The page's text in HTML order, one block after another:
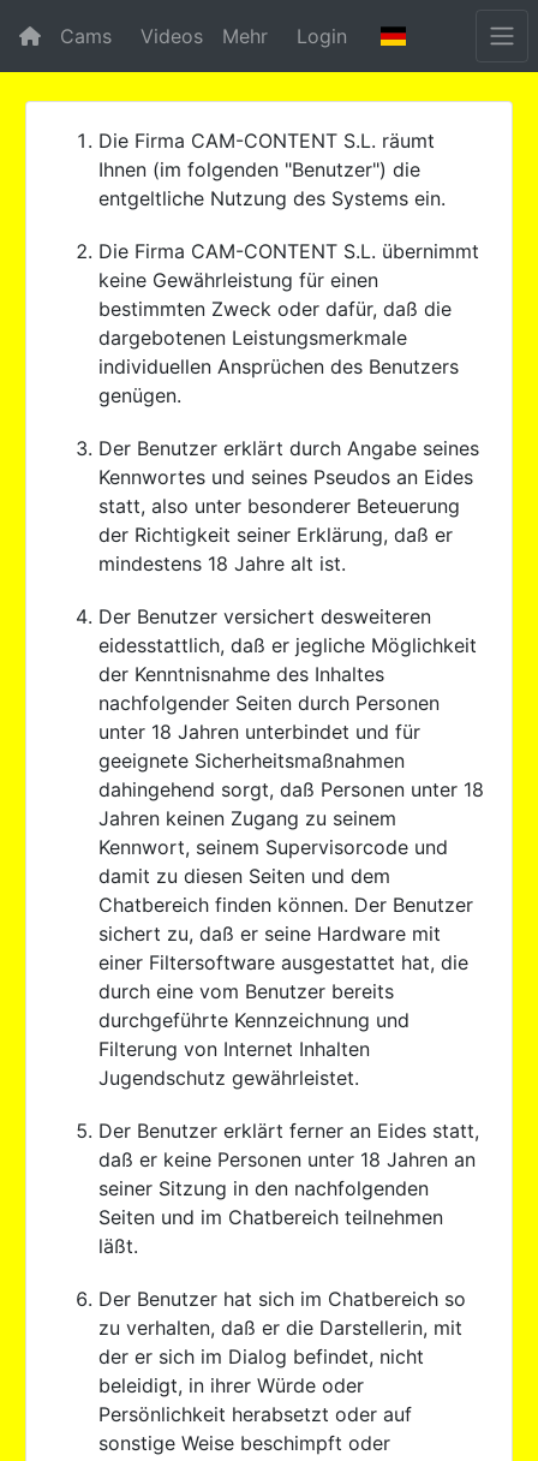
Cams Videos Mehr Login
Die Firma CAM-CONTENT S.L. räumt
Ihnen (im folgenden "Benutzer") die
entgeltliche Nutzung des Systems ein.
Die Firma CAM-CONTENT S.L. übernimmt
keine Gewährleistung für einen
bestimmten Zweck oder dafür, daß die
dargebotenen Leistungsmerkmale
individuellen Ansprüchen des Benutzers
genügen.
Der Benutzer erklärt durch Angabe seines
Kennwortes und seines Pseudos an Eides
statt, also unter besonderer Beteuerung
der Richtigkeit seiner Erklärung, daß er
mindestens 18 Jahre alt ist.
Der Benutzer versichert desweiteren
eidesstattlich, daß er jegliche Möglichkeit
der Kenntnisnahme des Inhaltes
nachfolgender Seiten durch Personen
unter 18 Jahren unterbindet und für
geeignete Sicherheitsmaßnahmen
dahingehend sorgt, daß Personen unter 18
Jahren keinen Zugang zu seinem
Kennwort, seinem Supervisorcode und
damit zu diesen Seiten und dem
Chatbereich finden können. Der Benutzer
sichert zu, daß er seine Hardware mit
einer Filtersoftware ausgestattet hat, die
durch eine vom Benutzer bereits
durchgeführte Kennzeichnung und
Filterung von Internet Inhalten
Jugendschutz gewährleistet.
Der Benutzer erklärt ferner an Eides statt,
daß er keine Personen unter 18 Jahren an
seiner Sitzung in den nachfolgenden
Seiten und im Chatbereich teilnehmen
läßt.
Der Benutzer hat sich im Chatbereich so
zu verhalten, daß er die Darstellerin, mit
der er sich im Dialog befindet, nicht
beleidigt, in ihrer Würde oder
Persönlichkeit herabsetzt oder auf
sonstige Weise beschimpft oder